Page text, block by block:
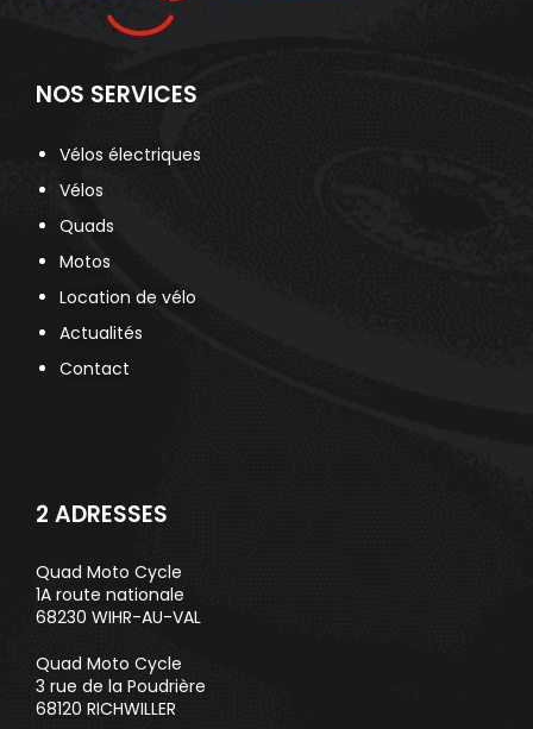
NOS SERVICES
Vélos électriques
Vélos
Quads
Motos
Location de vélo
Actualités
Contact
2 ADRESSES
Quad Moto Cycle
1A route nationale
68230 WIHR-AU-VAL
Quad Moto Cycle
3 rue de la Poudrière
68120 RICHWILLER